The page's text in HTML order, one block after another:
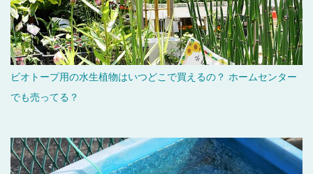
ビオトープ用の水生植物はいつどこで買えるの？ ホームセンター
でも売ってる？